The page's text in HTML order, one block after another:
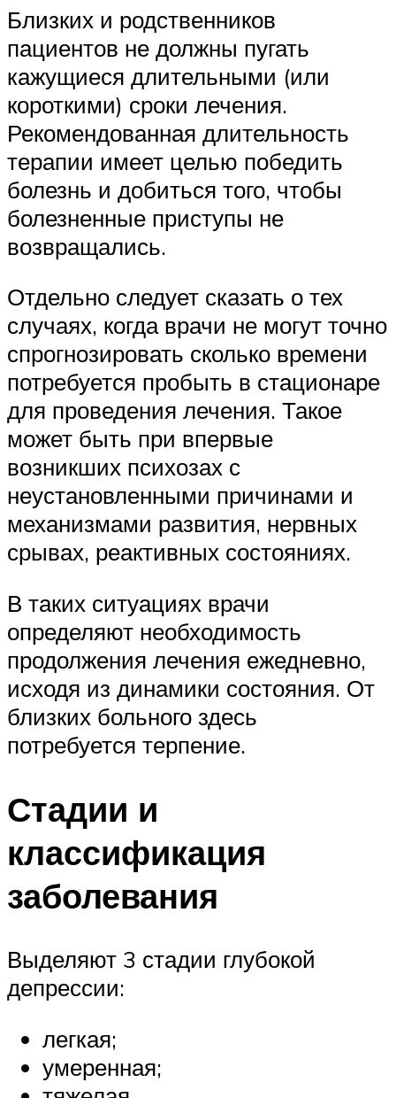
Близких и родственников
пациентов не должны пугать
кажущиеся длительными (или
короткими) сроки лечения.
Рекомендованная длительность
терапии имеет целью победить
болезнь и добиться того, чтобы
болезненные приступы не
возвращались.
Отдельно следует сказать о тех
случаях, когда врачи не могут точно
спрогнозировать сколько времени
потребуется пробыть в стационаре
для проведения лечения. Такое
может быть при впервые
возникших психозах с
неустановленными причинами и
механизмами развития, нервных
срывах, реактивных состояниях.
В таких ситуациях врачи
определяют необходимость
продолжения лечения ежедневно,
исходя из динамики состояния. От
близких больного здесь
потребуется терпение.
Стадии и
классификация
заболевания
Выделяют 3 стадии глубокой
депрессии:
легкая;
умеренная;